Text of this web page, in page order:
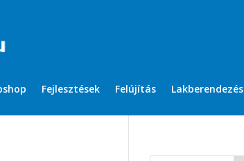
Fejlesztések Felújítás Lakberendezés